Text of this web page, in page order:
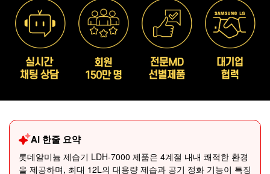
AI 한줄 요약
롯데알미늄 제습기 LDH-7000 제품은 4계절 내내 쾌적한 환경
을 제공하며, 최대 12L의 대용량 제습과 공기 정화 기능이 특징